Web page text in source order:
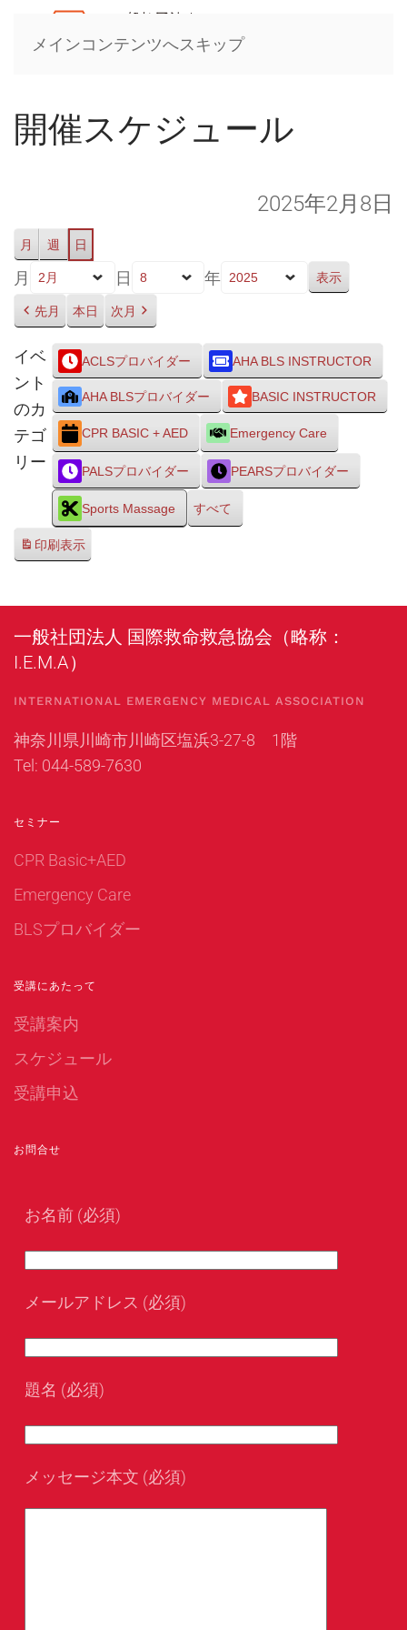
メインコンテンツへスキップ
開催スケジュール
2025年2月8日
月 週 日
月 日 年
先月 本日 次月
イベ
ント
のカ
テゴ
リー
ACLSプロバイダー AHA BLS INSTRUCTOR
AHA BLSプロバイダー BASIC INSTRUCTOR
CPR BASIC + AED Emergency Care
PALSプロバイダー PEARSプロバイダー
Sports Massage すべて
印刷表示
一般社団法人 国際救命救急協会（略称：
I.E.M.A）
INTERNATIONAL EMERGENCY MEDICAL ASSOCIATION
神奈川県川崎市川崎区塩浜3-27-8 1階
Tel: 044-589-7630
セミナー
CPR Basic+AED
Emergency Care
BLSプロバイダー
受講にあたって
受講案内
スケジュール
受講申込
お問合せ
お名前 (必須)
メールアドレス (必須)
題名 (必須)
メッセージ本文 (必須)